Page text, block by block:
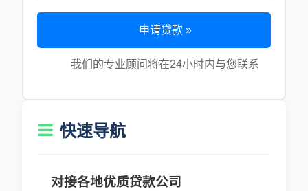
申请贷款 »
我们的专业顾问将在24小时内与您联系
快速导航
对接各地优质贷款公司